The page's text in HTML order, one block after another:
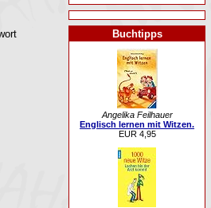
Buchtipps
Angelika Feilhauer
Englisch lernen mit Witzen.
EUR 4,95